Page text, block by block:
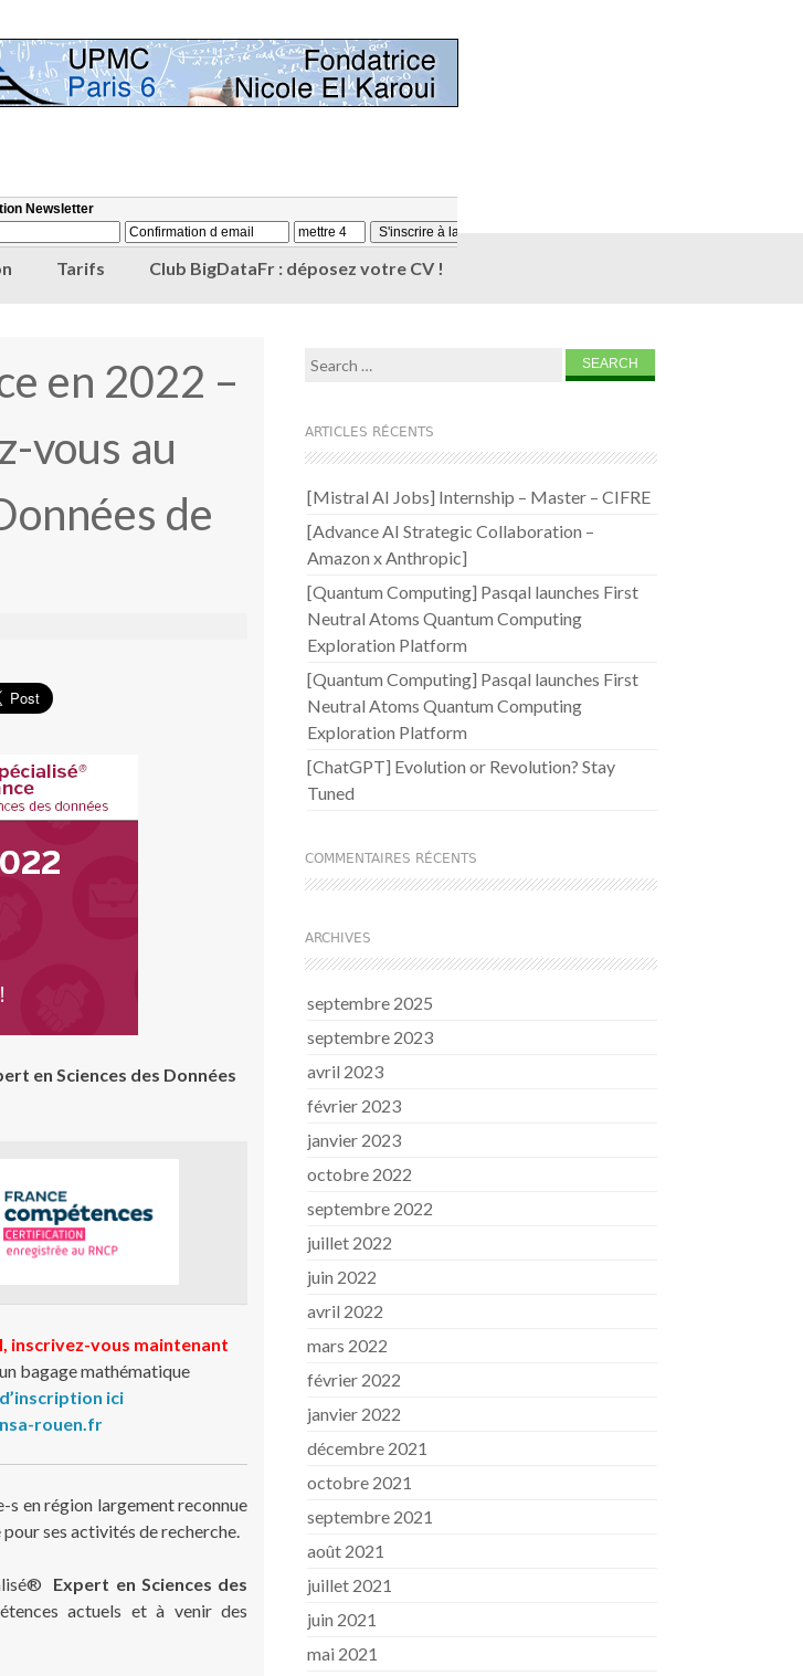
Tarifs Club BigDataFr : déposez votre CV !
en 2022 –
vous au
de
en Sciences des Données
inscrivez-vous maintenant
bagage mathématique
ici
rouen.fr
s en région largement reconnue
ses activités de recherche.
Expert en Sciences des
actuels et à venir des
Search for:
ARTICLES RÉCENTS
[Mistral AI Jobs] Internship – Master – CIFRE
[Advance AI Strategic Collaboration –
Amazon x Anthropic]
[Quantum Computing] Pasqal launches First
Neutral Atoms Quantum Computing
Exploration Platform
[Quantum Computing] Pasqal launches First
Neutral Atoms Quantum Computing
Exploration Platform
[ChatGPT] Evolution or Revolution? Stay
Tuned
COMMENTAIRES RÉCENTS
ARCHIVES
septembre 2025
septembre 2023
avril 2023
février 2023
janvier 2023
octobre 2022
septembre 2022
juillet 2022
juin 2022
avril 2022
mars 2022
février 2022
janvier 2022
décembre 2021
octobre 2021
septembre 2021
août 2021
juillet 2021
juin 2021
mai 2021